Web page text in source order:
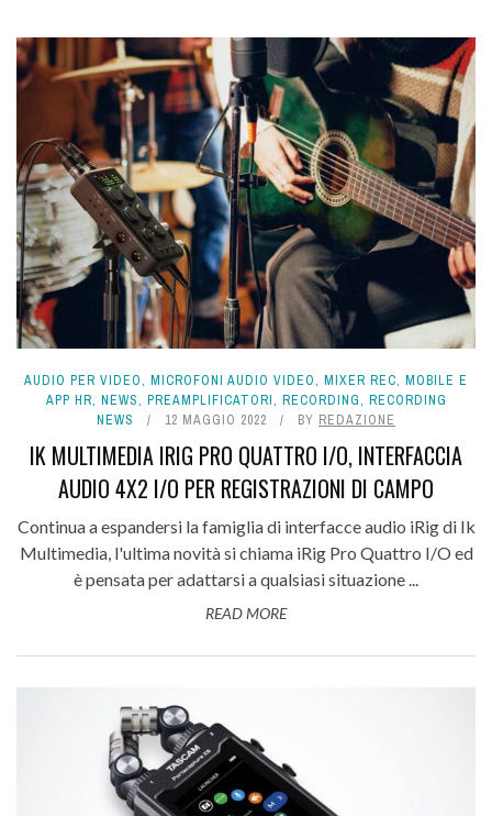
AUDIO PER VIDEO, MICROFONI AUDIO VIDEO, MIXER REC, MOBILE E
APP HR, NEWS, PREAMPLIFICATORI, RECORDING, RECORDING
NEWS
12 MAGGIO 2022 BY REDAZIONE
IK MULTIMEDIA IRIG PRO QUATTRO I/O, INTERFACCIA
AUDIO 4X2 I/O PER REGISTRAZIONI DI CAMPO
Continua a espandersi la famiglia di interfacce audio iRig di Ik
Multimedia, l'ultima novità si chiama iRig Pro Quattro I/O ed
è pensata per adattarsi a qualsiasi situazione ...
READ MORE